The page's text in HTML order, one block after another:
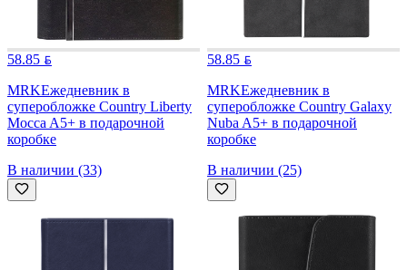
58.85
MRKЕжедневник в
суперобложке Country Liberty
Mocca A5+ в подарочной
коробке
В наличии (33)
58.85
MRKЕжедневник в
суперобложке Country Galaxy
Nuba A5+ в подарочной
коробке
В наличии (25)